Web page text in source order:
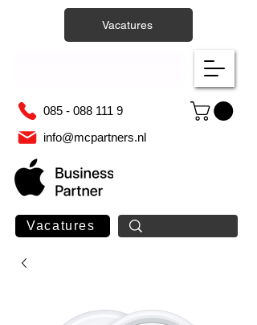
085 - 088 111 9
info@mcpartners.nl
Vacatures
Vacatures